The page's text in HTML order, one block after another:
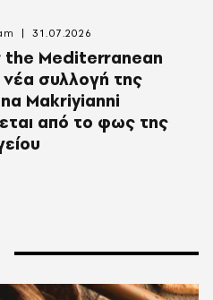
the Mediterranean
νέα συλλογή της
Makriyianni
από το φως της
31.07.2026